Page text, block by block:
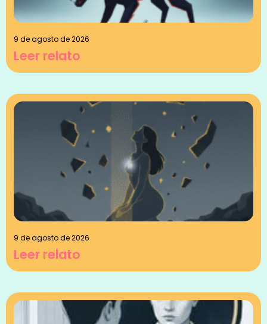
9 de agosto de 2026
Leer relato
9 de agosto de 2026
Leer relato